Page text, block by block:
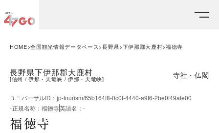
HOME 全国観光情報データベース 長野県 下伊那郡大鹿村 福徳寺
長野県下伊那郡大鹿村
[信州 伊那・天竜峡 伊那・天竜峡] 寺社・仏閣
ユニバーサルID ： jp-tourism/65b164f8-0c0f-4440-a9f6-2be0f49afe00
-正規名称 ： 福徳寺英語名 ： -
福徳寺